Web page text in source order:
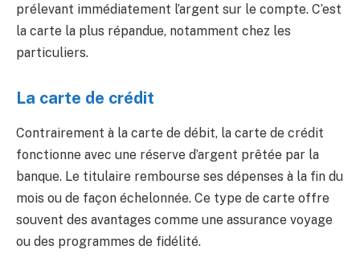
prélevant immédiatement l’argent sur le compte. C’est
la carte la plus répandue, notamment chez les
particuliers.
La carte de crédit
Contrairement à la carte de débit, la carte de crédit
fonctionne avec une réserve d’argent prêtée par la
banque. Le titulaire rembourse ses dépenses à la fin du
mois ou de façon échelonnée. Ce type de carte offre
souvent des avantages comme une assurance voyage
ou des programmes de fidélité.